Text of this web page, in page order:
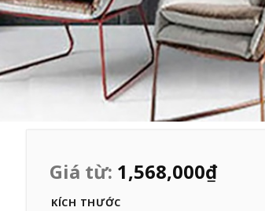
Giá từ: 1,568,000₫
KÍCH THƯỚC